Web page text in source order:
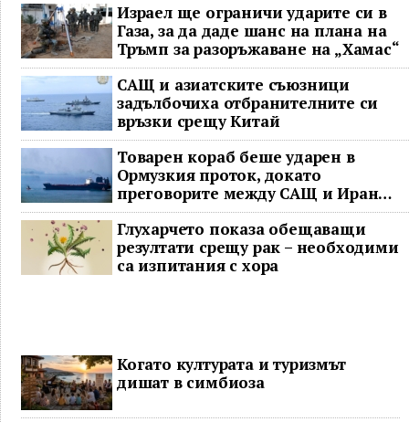
Израел ще ограничи ударите си в
Газа, за да даде шанс на плана на
Тръмп за разоръжаване на „Хамас“
САЩ и азиатските съюзници
задълбочиха отбранителните си
връзки срещу Китай
Товарен кораб беше ударен в
Ормузкия проток, докато
преговорите между САЩ и Иран
останаха в безизходица
Глухарчето показа обещаващи
резултати срещу рак – необходими
са изпитания с хора
Когато културата и туризмът
дишат в симбиоза